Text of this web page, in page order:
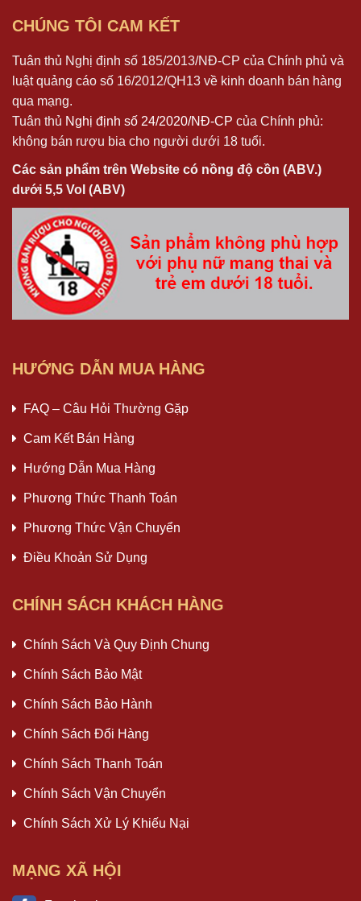
CHÚNG TÔI CAM KẾT
Tuân thủ Nghị định số 185/2013/NĐ-CP của Chính phủ và
luật quảng cáo số 16/2012/QH13 về kinh doanh bán hàng
qua mạng.
Tuân thủ Nghị định số 24/2020/NĐ-CP của Chính phủ:
không bán rượu bia cho người dưới 18 tuổi.
Các sản phẩm trên Website có nồng độ cồn (ABV.)
dưới 5,5 Vol (ABV)
HƯỚNG DẪN MUA HÀNG
FAQ – Câu Hỏi Thường Gặp
Cam Kết Bán Hàng
Hướng Dẫn Mua Hàng
Phương Thức Thanh Toán
Phương Thức Vận Chuyển
Điều Khoản Sử Dụng
CHÍNH SÁCH KHÁCH HÀNG
Chính Sách Và Quy Định Chung
Chính Sách Bảo Mật
Chính Sách Bảo Hành
Chính Sách Đổi Hàng
Chính Sách Thanh Toán
Chính Sách Vận Chuyển
Chính Sách Xử Lý Khiếu Nại
MẠNG XÃ HỘI